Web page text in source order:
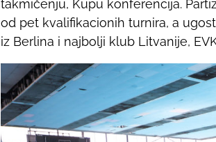
takmičenju, Kupu konferencija.
od pet kvalifikacionih turnira, a
iz Berlina i najbolji klub Litvanije,